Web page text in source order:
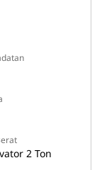
2 Ton